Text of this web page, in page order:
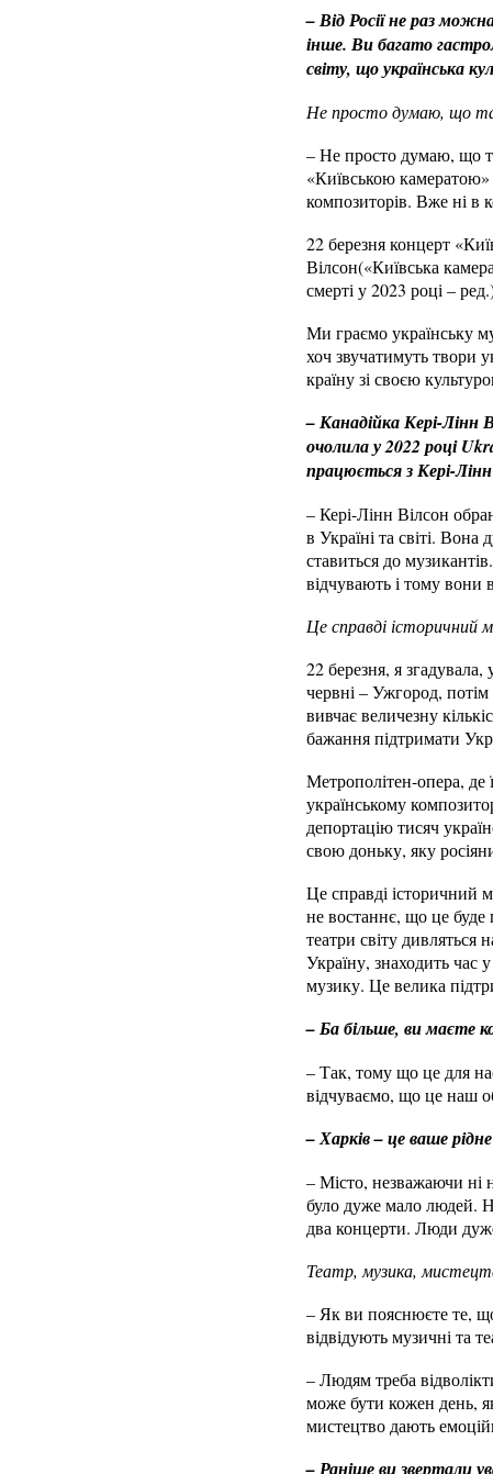
– Від Росії не раз
інше. Ви багато
світу, що українська
Не просто думаю, що
– Не просто думаю, що
«Київською камератою»
композиторів. Вже ні в
22 березня концерт
Вілсон(«Київська
смерті у 2023 році –
Ми граємо українську
хоч звучатимуть твори
країну зі своєю
– Канадійка Кері-Лінн
очолила у 2022 році
працюється з Кері-
– Кері-Лінн Вілсон
в Україні та світі.
ставиться до
відчувають і тому
Це справді історичний
22 березня, я
червні – Ужгород,
вивчає величезну
бажання підтримати
Метрополітен-опера, де
українському
депортацію тисяч
свою доньку, яку
Це справді історичний
не востаннє, що це буде
театри світу дивляться
Україну, знаходить час
музику. Це велика
– Ба більше, ви маєте
– Так, тому що це для
відчуваємо, що це наш
– Харків – це ваше
– Місто, незважаючи ні
було дуже мало людей.
два концерти. Люди
Театр, музика,
– Як ви пояснюєте те,
відвідують музичні та
– Людям треба
може бути кожен день,
мистецтво дають
– Раніше ви звертали